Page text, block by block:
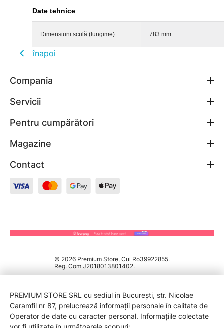
Date tehnice
Dimensiuni sculă (lungime) 783 mm
înapoi
Compania
Servicii
Pentru cumpărători
Magazine
Contact
© 2026 Premium Store, Cui Ro39922855.
Reg. Com J2018013801402.
PREMIUM STORE SRL cu sediul in București, str. Nicolae
Caramfil nr 87, prelucrează informații personale în calitate de
Operator de date cu caracter personal. Informațiile colectate